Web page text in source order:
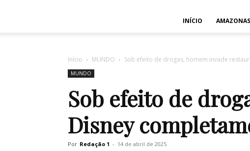
INÍCIO AMAZONAS
Início MUNDO Sob efeito de drogas, homem invade
MUNDO
Sob efeito de
Disney
Por Redação 1 - 14 de abril de 2025